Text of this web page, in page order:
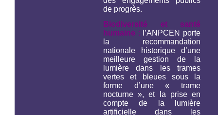
de progrès.
Biodiversité et santé
humaine : l’ANPCEN porte
la recommandation
nationale historique d’une
meilleure gestion de la
lumière dans les trames
vertes et bleues sous la
forme d’une « trame
nocturne », et la prise en
compte de la lumière
artificielle dans les